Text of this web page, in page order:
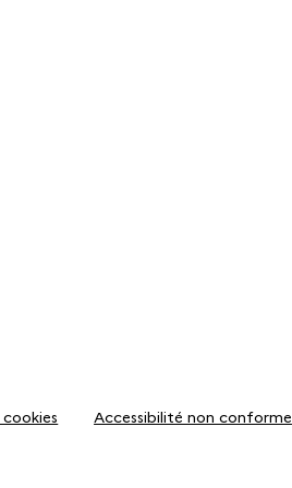
Accessibilité non conforme